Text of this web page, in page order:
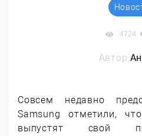
4724
Автор:
Совсем недавно
Samsung отметили,
выпустят свой